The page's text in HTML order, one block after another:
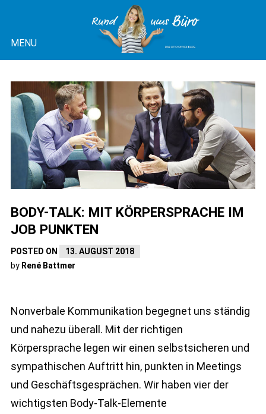
content
RUND UMS BÜRO
MENU
BODY-TALK: MIT KÖRPERSPRACHE IM
JOB PUNKTEN
POSTED ON
13. AUGUST 2018
by René Battmer
Nonverbale Kommunikation begegnet uns ständig
und nahezu überall. Mit der richtigen
Körpersprache legen wir einen selbstsicheren und
sympathischen Auftritt hin, punkten in Meetings
und Geschäftsgesprächen. Wir haben vier der
wichtigsten Body-Talk-Elemente